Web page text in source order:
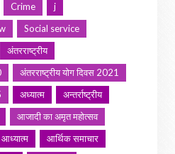
Crime
j
Social service
अंतरराष्ट्रीय
अंतरराष्ट्रीय योग दिवस 2021
अध्यात्म
अन्तर्राष्ट्रीय
आजादी का अमृत महोत्सव
आध्यात्म
आर्थिक समाचार